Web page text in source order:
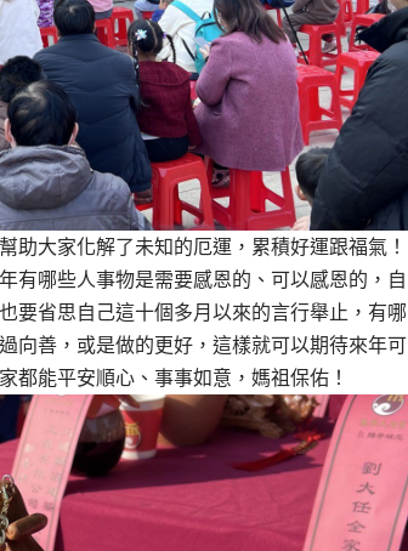
助大家化解了未知的厄運，累積好運跟福氣！
有哪些人事物是需要感恩的、可以感恩的，自
要省思自己這十個多月以來的言行舉止，有哪
向善，或是做的更好，這樣就可以期待來年可
都能平安順心、事事如意，媽祖保佑！